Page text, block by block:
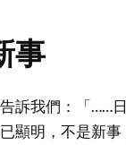
事
訴我們：「……
顯明，不是新